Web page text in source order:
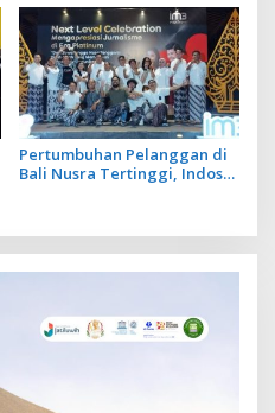
Pertumbuhan Pelanggan di
Bali Nusra Tertinggi, Indosat